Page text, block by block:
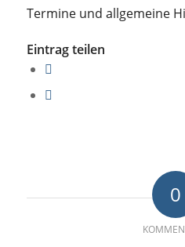
Termine und allgemeine
Eintrag teilen
0